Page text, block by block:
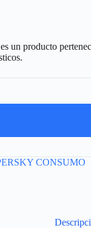
un producto
CONSUMO